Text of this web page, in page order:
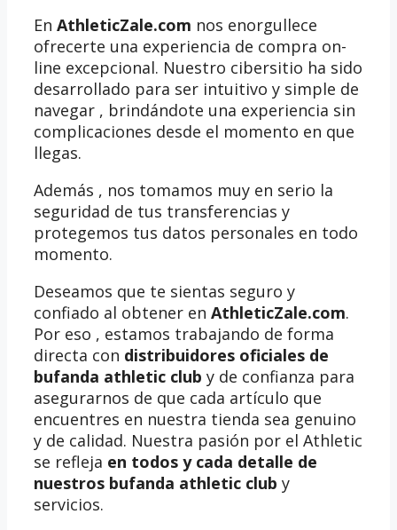
En AthleticZale.com nos enorgullece
ofrecerte una experiencia de compra on-
line excepcional. Nuestro cibersitio ha sido
desarrollado para ser intuitivo y simple de
navegar , brindándote una experiencia sin
complicaciones desde el momento en que
llegas.
Además , nos tomamos muy en serio la
seguridad de tus transferencias y
protegemos tus datos personales en todo
momento.
Deseamos que te sientas seguro y
confiado al obtener en AthleticZale.com.
Por eso , estamos trabajando de forma
directa con distribuidores oficiales de
bufanda athletic club y de confianza para
asegurarnos de que cada artículo que
encuentres en nuestra tienda sea genuino
y de calidad. Nuestra pasión por el Athletic
se refleja en todos y cada detalle de
nuestros bufanda athletic club y
servicios.